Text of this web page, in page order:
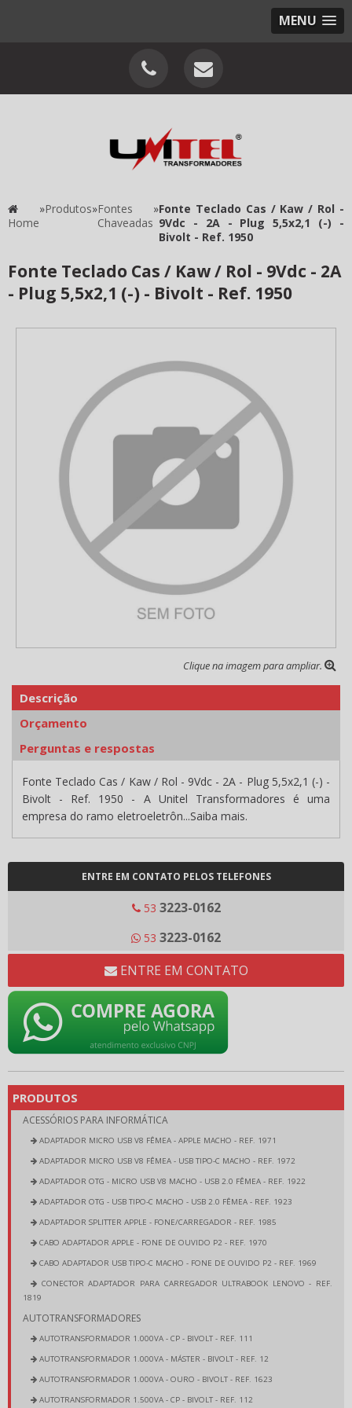
MENU
Home
»Produtos»Fontes
Chaveadas
»Fonte Teclado Cas / Kaw / Rol -
9Vdc - 2A - Plug 5,5x2,1 (-) -
Bivolt - Ref. 1950
Fonte Teclado Cas / Kaw / Rol - 9Vdc - 2A
- Plug 5,5x2,1 (-) - Bivolt - Ref. 1950
Clique na imagem para ampliar.
Descrição
Orçamento
Perguntas e respostas
Fonte Teclado Cas / Kaw / Rol - 9Vdc - 2A - Plug 5,5x2,1 (-) -
Bivolt - Ref. 1950 - A Unitel Transformadores é uma
empresa do ramo eletroeletrôn...Saiba mais.
ENTRE EM CONTATO PELOS TELEFONES
53 3223-0162
53 3223-0162
ENTRE EM CONTATO
PRODUTOS
ACESSÓRIOS PARA INFORMÁTICA
ADAPTADOR MICRO USB V8 FÊMEA - APPLE MACHO - REF. 1971
ADAPTADOR MICRO USB V8 FÊMEA - USB TIPO-C MACHO - REF. 1972
ADAPTADOR OTG - MICRO USB V8 MACHO - USB 2.0 FÊMEA - REF. 1922
ADAPTADOR OTG - USB TIPO-C MACHO - USB 2.0 FÊMEA - REF. 1923
ADAPTADOR SPLITTER APPLE - FONE/CARREGADOR - REF. 1985
CABO ADAPTADOR APPLE - FONE DE OUVIDO P2 - REF. 1970
CABO ADAPTADOR USB TIPO-C MACHO - FONE DE OUVIDO P2 - REF. 1969
CONECTOR ADAPTADOR PARA CARREGADOR ULTRABOOK LENOVO - REF.
1819
AUTOTRANSFORMADORES
AUTOTRANSFORMADOR 1.000VA - CP - BIVOLT - REF. 111
AUTOTRANSFORMADOR 1.000VA - MÁSTER - BIVOLT - REF. 12
AUTOTRANSFORMADOR 1.000VA - OURO - BIVOLT - REF. 1623
AUTOTRANSFORMADOR 1.500VA - CP - BIVOLT - REF. 112